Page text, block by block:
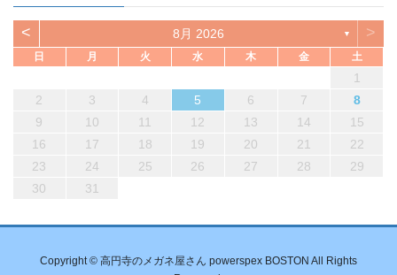
< 8月 2026 ▼ >
日 月 火 水 木 金 土
1
2
3 4 5 6 7
8
9
10 11 12 13 14
15
16
17 18 19 20 21
22
23
24 25 26 27 28
29
30
31
Copyright © 高円寺のメガネ屋さん powerspex BOSTON All Rights